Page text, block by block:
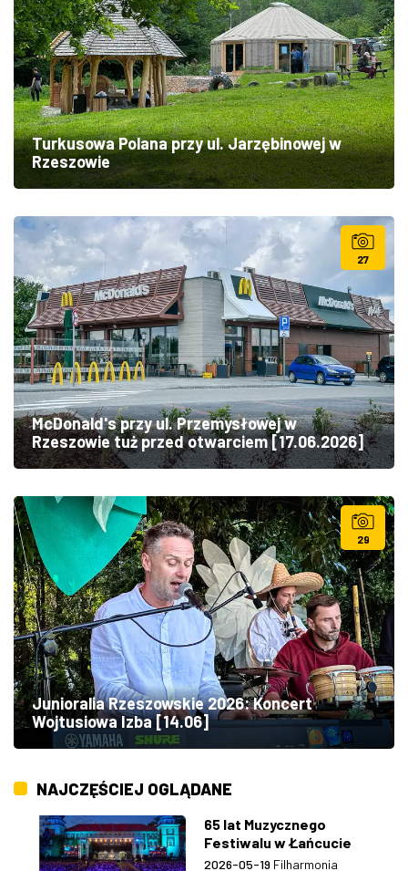
Turkusowa Polana przy ul. Jarzębinowej w
Rzeszowie
27
McDonald's przy ul. Przemysłowej w
Rzeszowie tuż przed otwarciem [17.06.2026]
29
Junioralia Rzeszowskie 2026: Koncert
Wojtusiowa Izba [14.06]
NAJCZĘŚCIEJ OGLĄDANE
65 lat Muzycznego
Festiwalu w Łańcucie
2026-05-19 Filharmonia